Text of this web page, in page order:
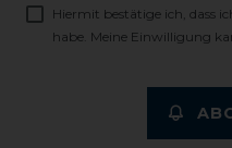
Hiermit bestätige ich, dass
habe. Meine Einwilligung